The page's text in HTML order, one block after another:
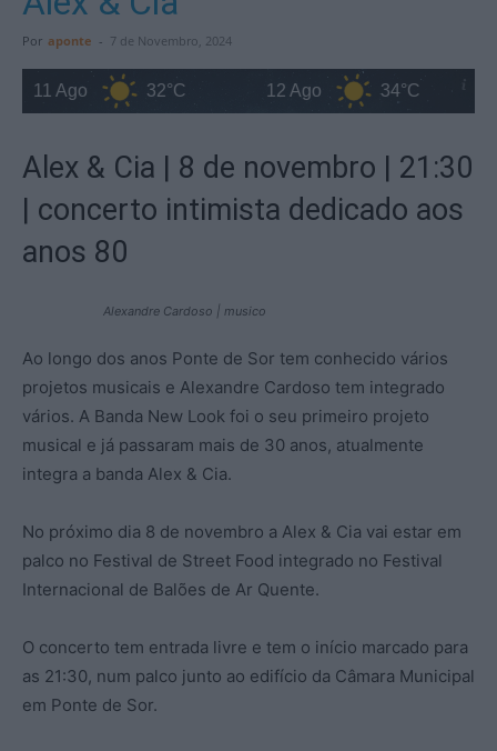
Por aponte - 7 de Novembro, 2024
11 Ago 32°C 12 Ago 34°C
Alex & Cia | 8 de novembro | 21:30
| concerto intimista dedicado aos
anos 80
Alexandre Cardoso | musico
Ao longo dos anos Ponte de Sor tem conhecido vários
projetos musicais e Alexandre Cardoso tem integrado
vários. A Banda New Look foi o seu primeiro projeto
musical e já passaram mais de 30 anos, atualmente
integra a banda Alex & Cia.
No próximo dia 8 de novembro a Alex & Cia vai estar em
palco no Festival de Street Food integrado no Festival
Internacional de Balões de Ar Quente.
O concerto tem entrada livre e tem o início marcado para
as 21:30, num palco junto ao edifício da Câmara Municipal
em Ponte de Sor.